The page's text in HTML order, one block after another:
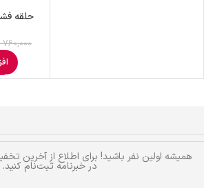
حلقه
760,000
همیشه اولین نفر باشید! برای اطلاع از آخرین
در خبرنامه ثبت‌نام کنید.